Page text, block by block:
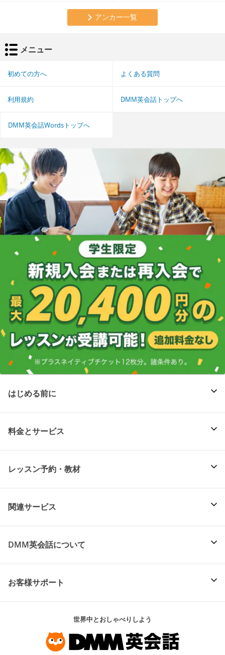
アンカー一覧
メニュー
初めての方へ よくある質問
利用規約 DMM英会話トップへ
DMM英会話Wordsトップへ
はじめる前に
料金とサービス
レッスン予約・教材
関連サービス
DMM英会話について
お客様サポート
世界中とおしゃべりしよう